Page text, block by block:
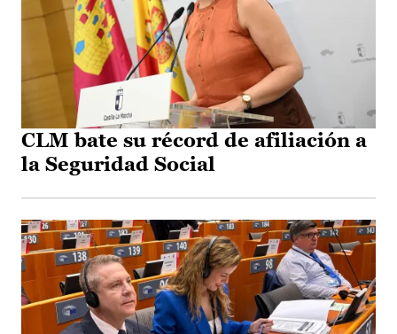
CLM bate su récord de afiliación a
la Seguridad Social